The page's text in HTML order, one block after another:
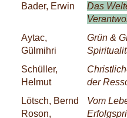
Bader, Erwin
Das
Aytac,
Gülmihri
Grün &
Schüller,
Helmut
der
Lötsch, Bernd
Roson,
Vom